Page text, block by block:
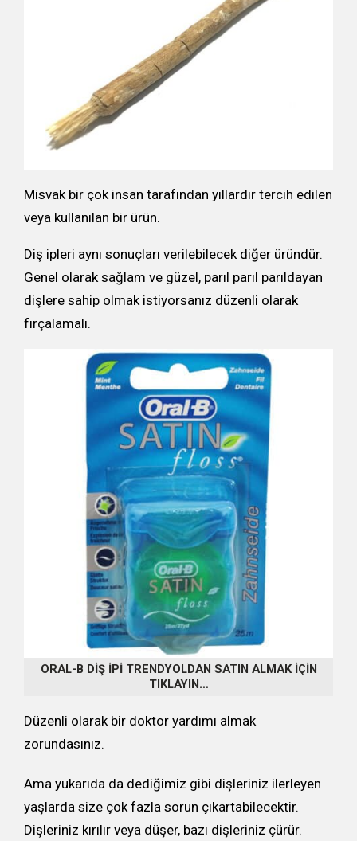
Misvak bir çok insan tarafından yıllardır tercih edilen
veya kullanılan bir ürün.
Diş ipleri aynı sonuçları verilebilecek diğer üründür.
Genel olarak sağlam ve güzel, parıl parıl parıldayan
dişlere sahip olmak istiyorsanız düzenli olarak
fırçalamalı.
ORAL-B DİŞ İPİ TRENDYOLDAN SATIN ALMAK İÇİN
TIKLAYIN…
Düzenli olarak bir doktor yardımı almak
zorundasınız.
Ama yukarıda da dediğimiz gibi dişleriniz ilerleyen
yaşlarda size çok fazla sorun çıkartabilecektir.
Dişleriniz kırılır veya düşer, bazı dişleriniz çürür.